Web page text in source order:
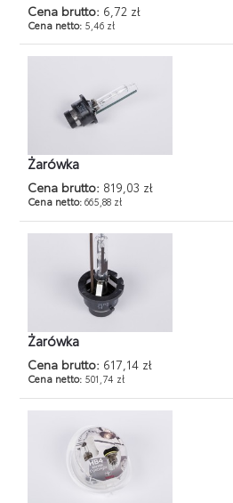
Cena brutto: 6,72 zł
Cena netto: 5,46 zł
Żarówka
Cena brutto: 819,03 zł
Cena netto:665,88 zł
Żarówka
Cena brutto: 617,14 zł
Cena netto: 501,74 zł